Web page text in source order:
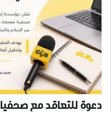
دعوة للتعاقد مع